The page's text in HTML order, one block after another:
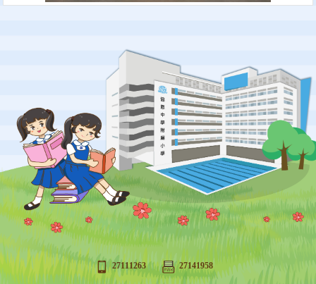
27111263 27141958